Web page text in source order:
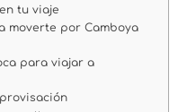
tu viaje
moverte por Camboya
para viajar a